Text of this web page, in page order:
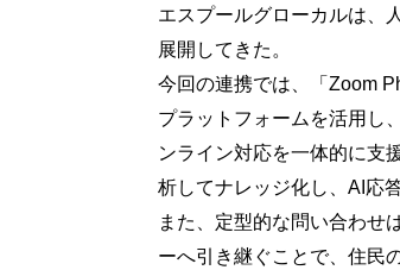
エスプールグローカルは、
展開してきた。
今回の連携では、「Zoom
プラットフォームを活用し
ンライン対応を一体的に支
析してナレッジ化し、AI応
また、定型的な問い合わせ
ーへ引き継ぐことで、住民